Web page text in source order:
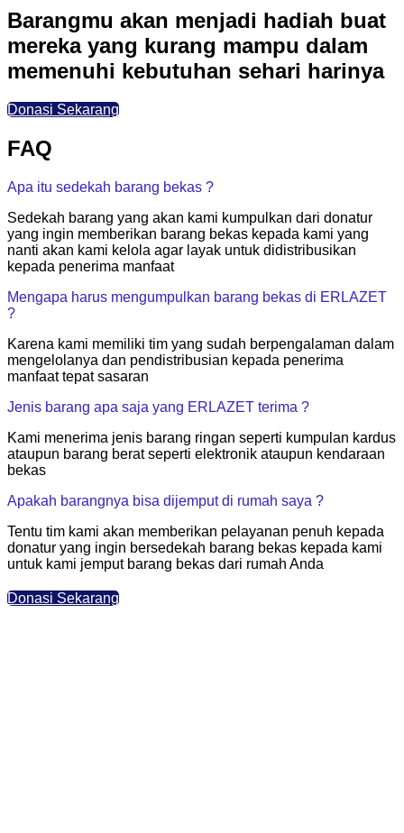
Barangmu akan menjadi hadiah buat
mereka yang kurang mampu dalam
memenuhi kebutuhan sehari harinya
Donasi Sekarang
FAQ
Apa itu sedekah barang bekas ?
Sedekah barang yang akan kami kumpulkan dari donatur
yang ingin memberikan barang bekas kepada kami yang
nanti akan kami kelola agar layak untuk didistribusikan
kepada penerima manfaat
Mengapa harus mengumpulkan barang bekas di ERLAZET
?
Karena kami memiliki tim yang sudah berpengalaman dalam
mengelolanya dan pendistribusian kepada penerima
manfaat tepat sasaran
Jenis barang apa saja yang ERLAZET terima ?
Kami menerima jenis barang ringan seperti kumpulan kardus
ataupun barang berat seperti elektronik ataupun kendaraan
bekas
Apakah barangnya bisa dijemput di rumah saya ?
Tentu tim kami akan memberikan pelayanan penuh kepada
donatur yang ingin bersedekah barang bekas kepada kami
untuk kami jemput barang bekas dari rumah Anda
Donasi Sekarang